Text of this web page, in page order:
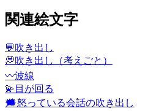
関連絵文字
💬吹き出し
💭吹き出し（考えごと）
〰️波線
💫 目が回る
🗯️怒っている会話の吹き出し